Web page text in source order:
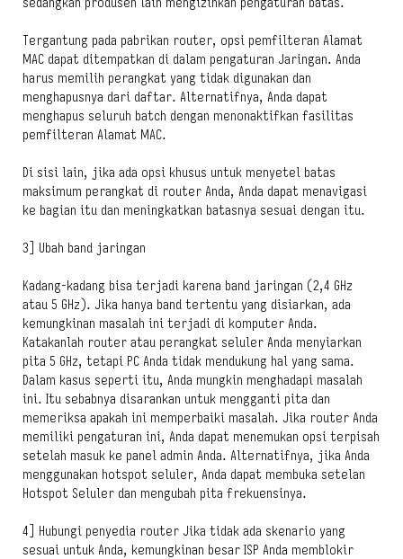
Tergantung pada pabrikan router, opsi pemfilteran Alamat
MAC dapat ditempatkan di dalam pengaturan Jaringan. Anda
harus memilih perangkat yang tidak digunakan dan
menghapusnya dari daftar. Alternatifnya, Anda dapat
menghapus seluruh batch dengan menonaktifkan fasilitas
pemfilteran Alamat MAC.
Di sisi lain, jika ada opsi khusus untuk menyetel batas
maksimum perangkat di router Anda, Anda dapat menavigasi
ke bagian itu dan meningkatkan batasnya sesuai dengan itu.
3] Ubah band jaringan
Kadang-kadang bisa terjadi karena band jaringan (2,4 GHz
atau 5 GHz). Jika hanya band tertentu yang disiarkan, ada
kemungkinan masalah ini terjadi di komputer Anda.
Katakanlah router atau perangkat seluler Anda menyiarkan
pita 5 GHz, tetapi PC Anda tidak mendukung hal yang sama.
Dalam kasus seperti itu, Anda mungkin menghadapi masalah
ini. Itu sebabnya disarankan untuk mengganti pita dan
memeriksa apakah ini memperbaiki masalah. Jika router Anda
memiliki pengaturan ini, Anda dapat menemukan opsi terpisah
setelah masuk ke panel admin Anda. Alternatifnya, jika Anda
menggunakan hotspot seluler, Anda dapat membuka setelan
Hotspot Seluler dan mengubah pita frekuensinya.
4] Hubungi penyedia router Jika tidak ada skenario yang
sesuai untuk Anda, kemungkinan besar ISP Anda memblokir